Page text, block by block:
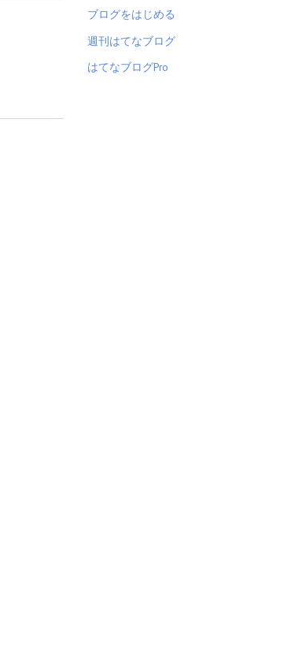
ブログをはじめる
週刊はてなブログ
はてなブログPro